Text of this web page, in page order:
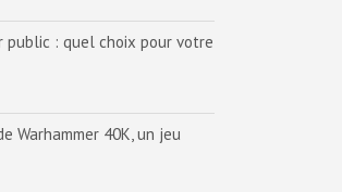
public : quel choix pour votre
Warhammer 40K, un jeu